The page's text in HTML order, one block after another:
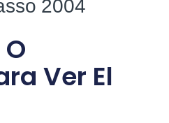
2004
Ver El